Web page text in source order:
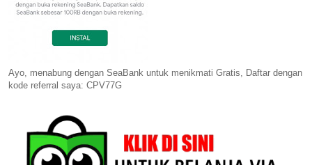
Ayo, menabung dengan SeaBank untuk menikmati Gratis, Daftar dengan
kode referral saya: CPV77G